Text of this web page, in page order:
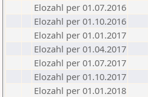
Elozahl per 01.07.2016
Elozahl per 01.10.2016
Elozahl per 01.01.2017
Elozahl per 01.04.2017
Elozahl per 01.07.2017
Elozahl per 01.10.2017
Elozahl per 01.01.2018